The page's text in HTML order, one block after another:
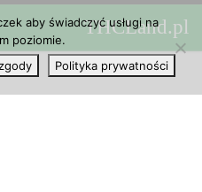
THCLand.pl
aby świadczyć usługi na
poziomie.
Polityka prywatności